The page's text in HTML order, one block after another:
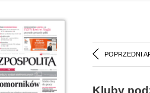
POPRZEDNI
Kluby